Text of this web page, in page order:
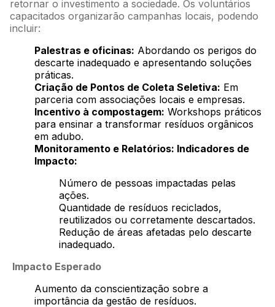
retornar o investimento a sociedade. Os voluntários
capacitados organizarão campanhas locais, podendo
incluir:
Palestras e oficinas: Abordando os perigos do
descarte inadequado e apresentando soluções
práticas.
Criação de Pontos de Coleta Seletiva: Em
parceria com associações locais e empresas.
Incentivo à compostagem: Workshops práticos
para ensinar a transformar resíduos orgânicos
em adubo.
Monitoramento e Relatórios: Indicadores de
Impacto:
Número de pessoas impactadas pelas
ações.
Quantidade de resíduos reciclados,
reutilizados ou corretamente descartados.
Redução de áreas afetadas pelo descarte
inadequado.
Impacto Esperado
Aumento da conscientização sobre a
importância da gestão de resíduos.